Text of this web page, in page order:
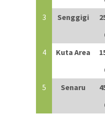
3
Senggigi
4
Kuta Area
5
Senaru